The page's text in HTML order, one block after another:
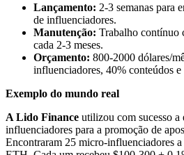
Lançamento: 2-3 semanas para
de influenciadores.
Manutenção: Trabalho contínuo
cada 2-3 meses.
Orçamento: 800-2000 dólares/
influenciadores, 40% conteúdos e
Exemplo do mundo real
A Lido Finance utilizou com sucesso a
influenciadores para a promoção de
Encontraram 25 micro-influenciadores a